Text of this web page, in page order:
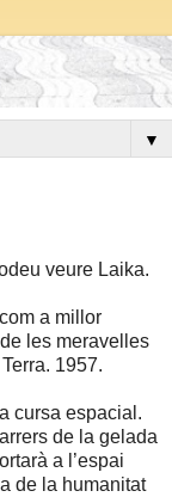
▼
veure Laika.
a millor
les meravelles
1957.
cursa espacial.
de la gelada
a l’espai
de la humanitat